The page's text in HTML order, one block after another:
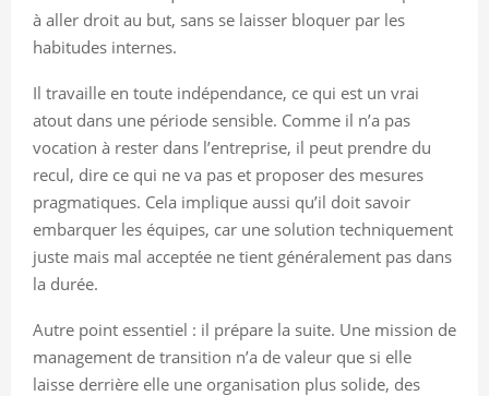
à aller droit au but, sans se laisser bloquer par les
habitudes internes.
Il travaille en toute indépendance, ce qui est un vrai
atout dans une période sensible. Comme il n’a pas
vocation à rester dans l’entreprise, il peut prendre du
recul, dire ce qui ne va pas et proposer des mesures
pragmatiques. Cela implique aussi qu’il doit savoir
embarquer les équipes, car une solution techniquement
juste mais mal acceptée ne tient généralement pas dans
la durée.
Autre point essentiel : il prépare la suite. Une mission de
management de transition n’a de valeur que si elle
laisse derrière elle une organisation plus solide, des